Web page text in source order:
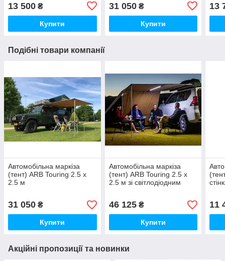
13 500 ₴
Купити
31 050₴
Купити
13
Подібні товари компанії
Автомобільна маркіза
(тент) ARB Touring 2.5 х
2.5 м
31 050 ₴
Купити
Автомобільна маркіза
(тент) ARB Touring 2.5 х
2.5 м зі світлодіодним
46 125₴
Купити
11
Акційні пропозиції та новинки